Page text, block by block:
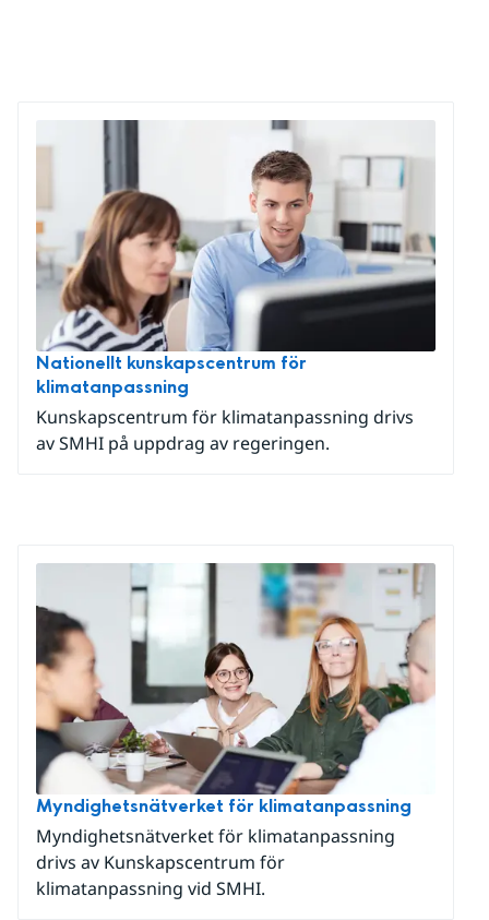
Nationellt kunskapscentrum för
klimatanpassning
Kunskapscentrum för klimatanpassning drivs
av SMHI på uppdrag av regeringen.
Myndighetsnätverket för klimatanpassning
Myndighetsnätverket för klimatanpassning
drivs av Kunskapscentrum för
klimatanpassning vid SMHI.